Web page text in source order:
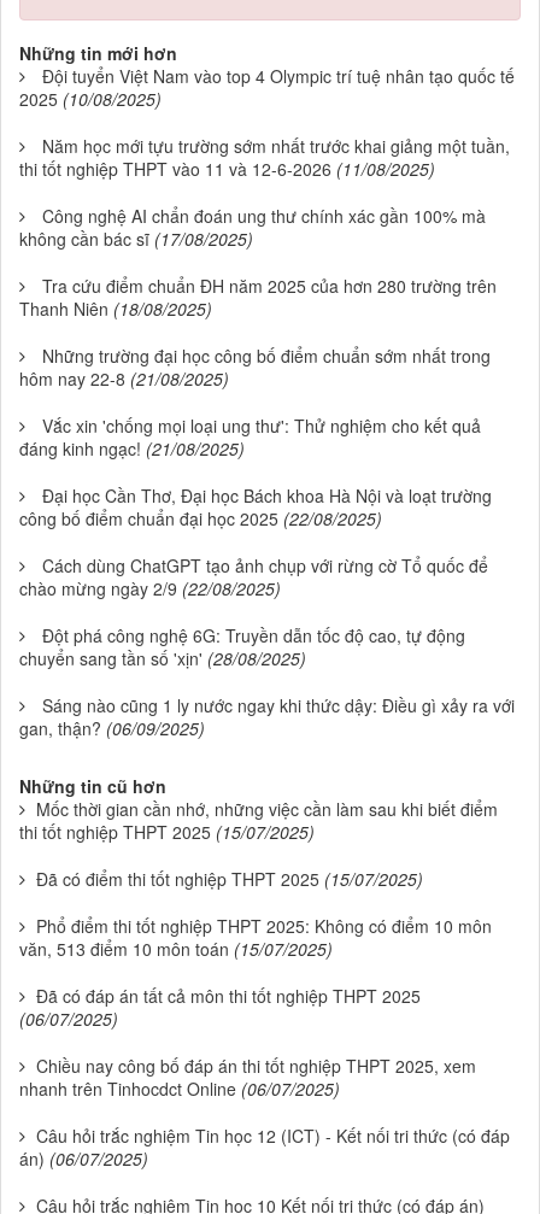
Những tin mới hơn
Đội tuyển Việt Nam vào top 4 Olympic trí tuệ nhân tạo quốc tế
2025 (10/08/2025)
Năm học mới tựu trường sớm nhất trước khai giảng một tuần,
thi tốt nghiệp THPT vào 11 và 12-6-2026 (11/08/2025)
Công nghệ AI chẩn đoán ung thư chính xác gần 100% mà
không cần bác sĩ (17/08/2025)
Tra cứu điểm chuẩn ĐH năm 2025 của hơn 280 trường trên
Thanh Niên (18/08/2025)
Những trường đại học công bố điểm chuẩn sớm nhất trong
hôm nay 22-8 (21/08/2025)
Vắc xin 'chống mọi loại ung thư': Thử nghiệm cho kết quả
đáng kinh ngạc! (21/08/2025)
Đại học Cần Thơ, Đại học Bách khoa Hà Nội và loạt trường
công bố điểm chuẩn đại học 2025 (22/08/2025)
Cách dùng ChatGPT tạo ảnh chụp với rừng cờ Tổ quốc để
chào mừng ngày 2/9 (22/08/2025)
Đột phá công nghệ 6G: Truyền dẫn tốc độ cao, tự động
chuyển sang tần số 'xịn' (28/08/2025)
Sáng nào cũng 1 ly nước ngay khi thức dậy: Điều gì xảy ra với
gan, thận? (06/09/2025)
Những tin cũ hơn
Mốc thời gian cần nhớ, những việc cần làm sau khi biết điểm
thi tốt nghiệp THPT 2025 (15/07/2025)
Đã có điểm thi tốt nghiệp THPT 2025 (15/07/2025)
Phổ điểm thi tốt nghiệp THPT 2025: Không có điểm 10 môn
văn, 513 điểm 10 môn toán (15/07/2025)
Đã có đáp án tất cả môn thi tốt nghiệp THPT 2025
(06/07/2025)
Chiều nay công bố đáp án thi tốt nghiệp THPT 2025, xem
nhanh trên Tinhocdct Online (06/07/2025)
Câu hỏi trắc nghiệm Tin học 12 (ICT) - Kết nối tri thức (có đáp
án) (06/07/2025)
Câu hỏi trắc nghiệm Tin học 10 Kết nối tri thức (có đáp án)